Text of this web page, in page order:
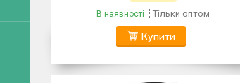
В наявності Тільки оптом
Купити